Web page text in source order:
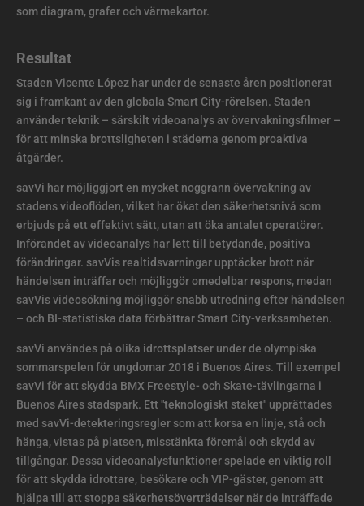
som diagram, grafer och värmekartor.
Resultat
Staden Vicente López har under de senaste åren positionerat
sig i framkant av den globala Smart City-rörelsen. Staden
använder teknik – särskilt videoanalys av övervakningsfilmer –
för att minska brottsligheten i städerna genom proaktiva
åtgärder.
savVi har möjliggjort en mycket noggrann övervakning av
stadens videoflöden, vilket har ökat den säkerhetsnivå som
erbjuds på ett effektivt sätt, utan att öka antalet operatörer.
Införandet av videoanalys har lett till betydande, positiva
förändringar. savVis realtidsvarningar upptäcker brott när
händelsen inträffar och möjliggör omedelbar respons, medan
savVis videosökning möjliggör snabb utredning efter händelsen
– och BI-statistiska data förbättrar Smart City-verksamheten.
savVi användes på olika idrottsplatser under de olympiska
sommarspelen för ungdomar 2018 i Buenos Aires. Till exempel
savVi för att skydda BMX Freestyle- och Skate-tävlingarna i
Buenos Aires stadspark. Ett "teknologiskt staket" upprättades
med savVi-detekteringsregler som att korsa en linje, stå och
hänga, vistas på platsen, misstänkta föremål och skydd av
tillgångar. Dessa videoanalysfunktioner spelade en viktig roll
för att skydda idrottare, besökare och VIP-gäster, genom att
hjälpa till att stoppa säkerhetsöverträdelser när de inträffade